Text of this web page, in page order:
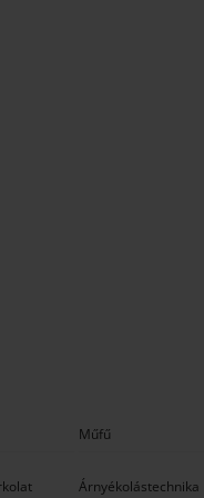
Műfű
Árnyékolástechnika